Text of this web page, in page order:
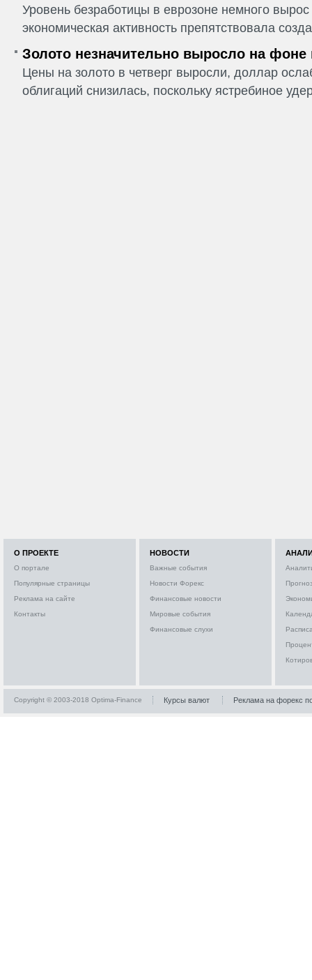
Уровень безработицы в еврозоне немного
экономическая активность препятствовала
Золото незначительно выросло на фоне
Цены на золото в четверг выросли, доллар
облигаций снизилась, поскольку ястребиное
О ПРОЕКТЕ
О портале
Популярные страницы
Реклама на сайте
Контакты
НОВОСТИ
Важные события
Новости Форекс
Финансовые новости
Мировые события
Финансовые слухи
Copyright © 2003-2018 Optima-Finance Курсы валют Реклама на форекс